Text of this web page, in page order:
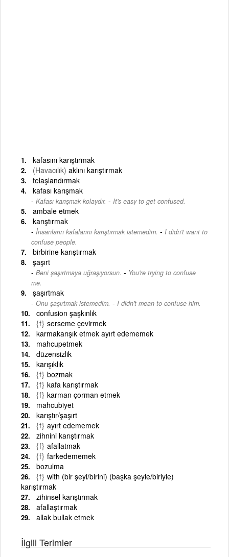
kafasını karıştırmak
(Havacılık) aklını karıştırmak
telaşlandırmak
kafası karışmak
Kafası karışmak kolaydır. - It's easy to get confused.
ambale etmek
karıştırmak
İnsanların kafalarını karıştırmak istemedim. - I didn't want to
confuse people.
birbirine karıştırmak
şaşırt
Beni şaşırtmaya uğraşıyorsun. - You're trying to confuse
me.
şaşırtmak
Onu şaşırtmak istemedim. - I didn't mean to confuse him.
confusion şaşkınlık
{f} serseme çevirmek
karmakarışık etmek ayırt edememek
mahcupetmek
düzensizlik
karışıklık
{f} bozmak
{f} kafa karıştırmak
{f} karman çorman etmek
mahcubiyet
karıştır/şaşırt
{f} ayırt edememek
zihnini karıştırmak
{f} afallatmak
{f} farkedememek
bozulma
{f} with (bir şeyi/birini) (başka şeyle/biriyle)
karıştırmak
zihinsel karıştırmak
afallaştırmak
allak bullak etmek
İlgili Terimler